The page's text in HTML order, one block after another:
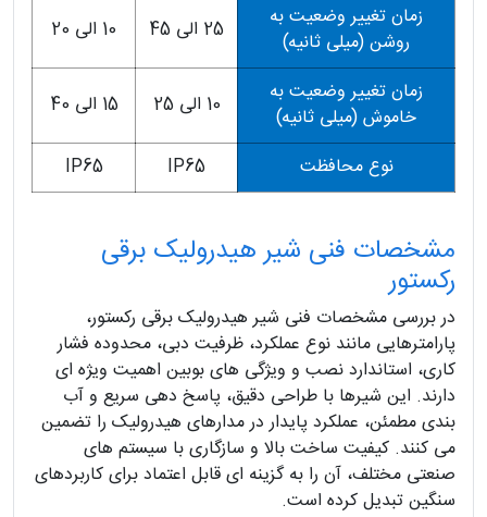
زمان تغییر وضعیت به
روشن (میلی ثانیه)
25 الی 45 10 الی 20
زمان تغییر وضعیت به
خاموش (میلی ثانیه)
10 الی 25 15 الی 40
نوع محافظت IP65
IP65
مشخصات فنی شیر هیدرولیک برقی
رکستور
در بررسی مشخصات فنی شیر هیدرولیک برقی رکستور،
پارامترهایی مانند نوع عملکرد، ظرفیت دبی، محدوده فشار
کاری، استاندارد نصب و ویژگی های بوبین اهمیت ویژه ای
دارند. این شیرها با طراحی دقیق، پاسخ دهی سریع و آب
بندی مطمئن، عملکرد پایدار در مدارهای هیدرولیک را تضمین
می کنند. کیفیت ساخت بالا و سازگاری با سیستم های
صنعتی مختلف، آن را به گزینه ای قابل اعتماد برای کاربردهای
سنگین تبدیل کرده است.